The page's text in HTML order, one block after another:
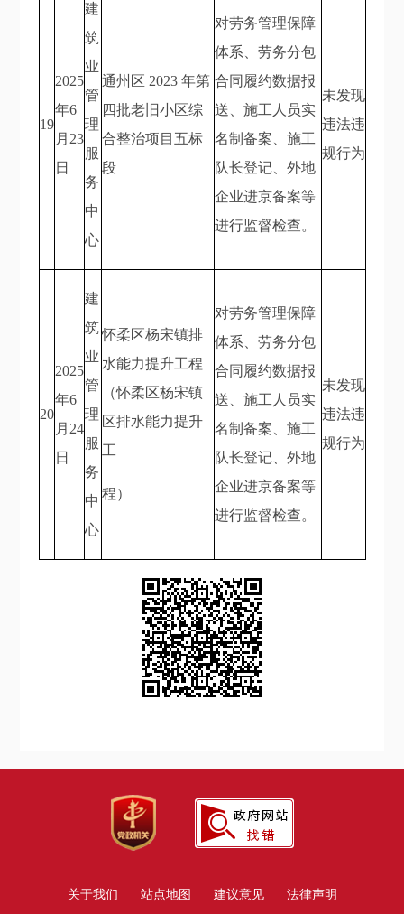
19
2025
年6
月23
日
建
筑
业
管
理
服
务
中
心
通州区 2023 年第
四批老旧小区综
合整治项目五标
段
对劳务管理保障
体系、劳务分包
合同履约数据报
送、施工人员实
名制备案、施工
队长登记、外地
企业进京备案等
进行监督检查。
未发现
违法违
规行为
20
2025
年6
月24
日
建
筑
业
管
理
服
务
中
心
怀柔区杨宋镇排
水能力提升工程
（怀柔区杨宋镇
区排水能力提升
工
程）
对劳务管理保障
体系、劳务分包
合同履约数据报
送、施工人员实
名制备案、施工
队长登记、外地
企业进京备案等
进行监督检查。
未发现
违法违
规行为
关于我们 站点地图 建议意见 法律声明